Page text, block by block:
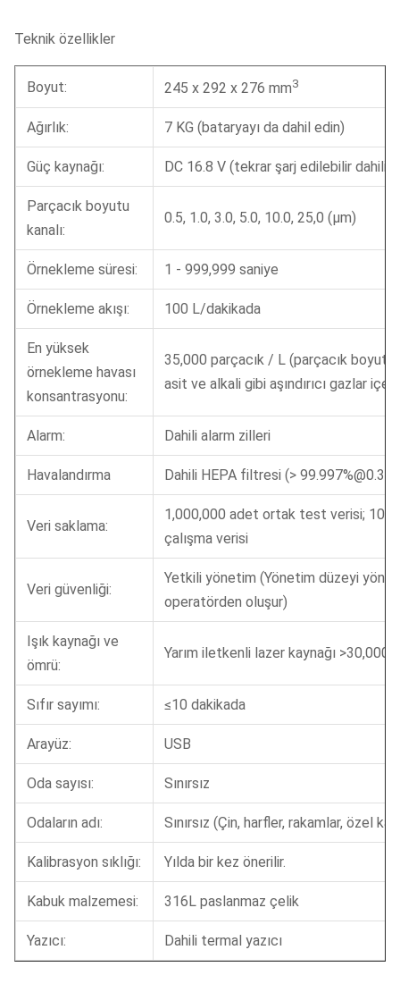
Teknik özellikler
Boyut: 245 x 292 x 276 mm3
Ağırlık: 7 KG (bataryayı da dahil edin)
Güç kaynağı: DC 16.8 V (tekrar şarj edilebilir dahili
Parçacık boyutu
kanalı:
0.5, 1.0, 3.0, 5.0, 10.0, 25,0 (μm)
Örnekleme süresi: 1 - 999,999 saniye
Örnekleme akışı: 100 L/dakikada
En yüksek
örnekleme havası
konsantrasyonu:
35,000 parçacık / L (parçacık
asit ve alkali gibi aşındırıcı gazlar
Alarm: Dahili alarm zilleri
Havalandırma Dahili HEPA filtresi (> 99.997%@0.3
Veri saklama:
1,000,000 adet ortak test verisi;
çalışma verisi
Veri güvenliği:
Yetkili yönetim (Yönetim düzeyi
operatörden oluşur)
Işık kaynağı ve
ömrü:
Yarım iletkenli lazer kaynağı >30,000 h
Sıfır sayımı: ≤10 dakikada
Arayüz: USB
Oda sayısı: Sınırsız
Odaların adı: Sınırsız (Çin, harfler, rakamlar, özel
Kalibrasyon sıklığı: Yılda bir kez önerilir.
Kabuk malzemesi: 316L paslanmaz çelik
Yazıcı: Dahili termal yazıcı